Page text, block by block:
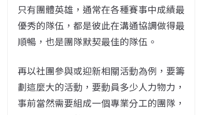
只有團體英雄，通常在各種賽事中成績最
優秀的隊伍，都是彼此在溝通協調做得最
順暢，也是團隊默契最佳的隊伍。
再以社團參與或迎新相關活動為例，要籌
劃這麼大的活動，要動員多少人力物力，
事前當然需要組成一個專業分工的團隊，